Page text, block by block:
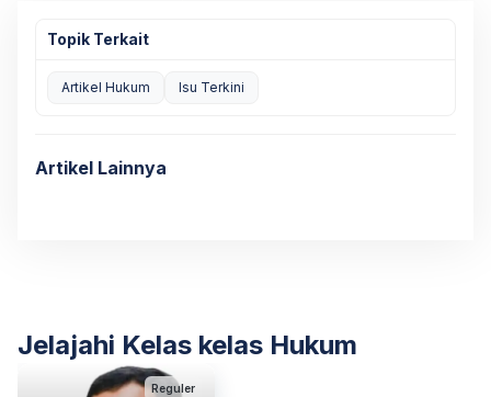
Topik Terkait
Artikel Hukum Isu Terkini
Artikel Lainnya
Jelajahi Kelas kelas Hukum
Reguler